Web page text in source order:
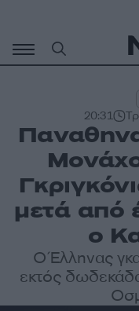
περιεχόμενο
20:31
μετά από
ο
Ο Έλληνας
εκτός